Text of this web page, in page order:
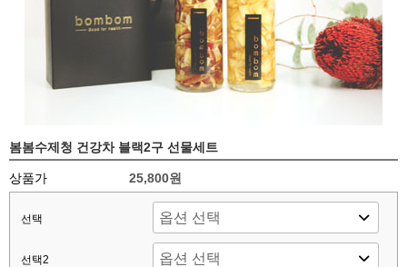
봄봄수제청 건강차 블랙2구 선물세트
상품가 25,800원
선택
선택2